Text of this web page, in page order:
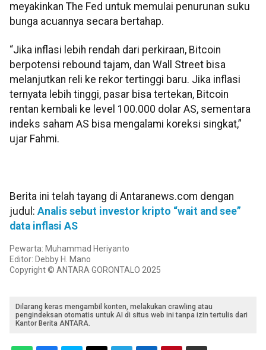
meyakinkan The Fed untuk memulai penurunan suku
bunga acuannya secara bertahap.
“Jika inflasi lebih rendah dari perkiraan, Bitcoin
berpotensi rebound tajam, dan Wall Street bisa
melanjutkan reli ke rekor tertinggi baru. Jika inflasi
ternyata lebih tinggi, pasar bisa tertekan, Bitcoin
rentan kembali ke level 100.000 dolar AS, sementara
indeks saham AS bisa mengalami koreksi singkat,”
ujar Fahmi.
Berita ini telah tayang di Antaranews.com dengan
judul: Analis sebut investor kripto “wait and see”
data inflasi AS
Pewarta: Muhammad Heriyanto
Editor: Debby H. Mano
Copyright © ANTARA GORONTALO 2025
Dilarang keras mengambil konten, melakukan crawling atau
pengindeksan otomatis untuk AI di situs web ini tanpa izin tertulis dari
Kantor Berita ANTARA.